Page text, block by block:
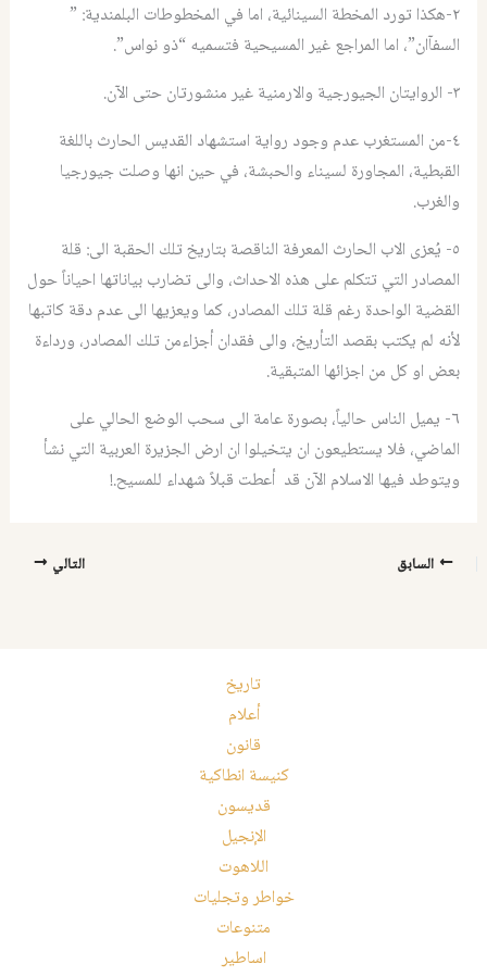
٢-هكذا تورد المخطة السينائية، اما في المخطوطات البلمندية: ”
السفآان”، اما المراجع غير المسيحية فتسميه “ذو نواس”.
٣- الروايتان الجيورجية والارمنية غير منشورتان حتى الآن.
٤-من المستغرب عدم وجود رواية استشهاد القديس الحارث باللغة
القبطية، المجاورة لسيناء والحبشة، في حين انها وصلت جيورجيا
والغرب.
٥- يُعزى الاب الحارث المعرفة الناقصة بتاريخ تلك الحقبة الى: قلة
المصادر التي تتكلم على هذه الاحداث، والى تضارب بياناتها احياناً حول
القضية الواحدة رغم قلة تلك المصادر، كما ويعزيها الى عدم دقة كاتبها
لأنه لم يكتب بقصد التأريخ، والى فقدان أجزاءمن تلك المصادر، ورداءة
بعض او كل من اجزائها المتبقية.
٦- يميل الناس حالياً، بصورة عامة الى سحب الوضع الحالي على
الماضي، فلا يستطيعون ان يتخيلوا ان ارض الجزيرة العربية التي نشأ
ويتوطد فيها الاسلام الآن قد أعطت قبلاً شهداء للمسيح.!
السابق التالي
تاريخ
أعلام
قانون
كنيسة انطاكية
قديسون
الإنجيل
اللاهوت
خواطر وتجليات
متنوعات
اساطير